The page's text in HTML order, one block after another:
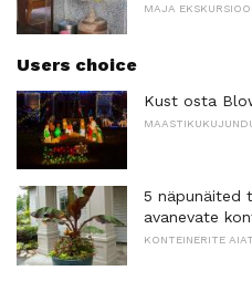
MAJA
Users choice
Kust osta
5 näpunäited
avanevate
KONTEINERITE